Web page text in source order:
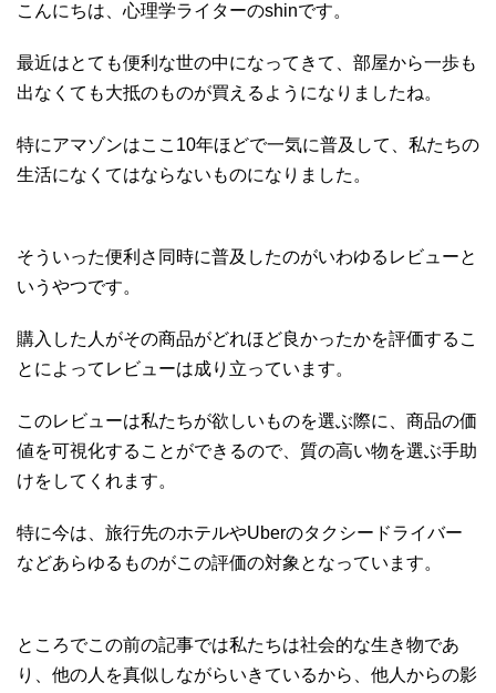
こんにちは、心理学ライターのshinです。
最近はとても便利な世の中になってきて、部屋から一歩も
出なくても大抵のものが買えるようになりましたね。
特にアマゾンはここ10年ほどで一気に普及して、私たちの
生活になくてはならないものになりました。
そういった便利さ同時に普及したのがいわゆるレビューと
いうやつです。
購入した人がその商品がどれほど良かったかを評価するこ
とによってレビューは成り立っています。
このレビューは私たちが欲しいものを選ぶ際に、商品の価
値を可視化することができるので、質の高い物を選ぶ手助
けをしてくれます。
特に今は、旅行先のホテルやUberのタクシードライバー
などあらゆるものがこの評価の対象となっています。
ところでこの前の記事では私たちは社会的な生き物であ
り、他の人を真似しながらいきているから、他人からの影